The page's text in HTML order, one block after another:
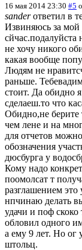
16 мая 2014 23:30 #5
sanderответил в
Извиняюсь за мой
сйчас.подалуйста
не хочу никого
какая вообще
Людям не
раньше.
стоит. Да обидно
сделаеш.то что
Обидно,не берите
чем лене и на
для отчетов
обозначения
дюсбурга у
Кому надо
поомолсат т
разглашением
нпчинаю делать
удачи и поф скоко
обловил одного
а ему 9 лет. Но ог
штольц.